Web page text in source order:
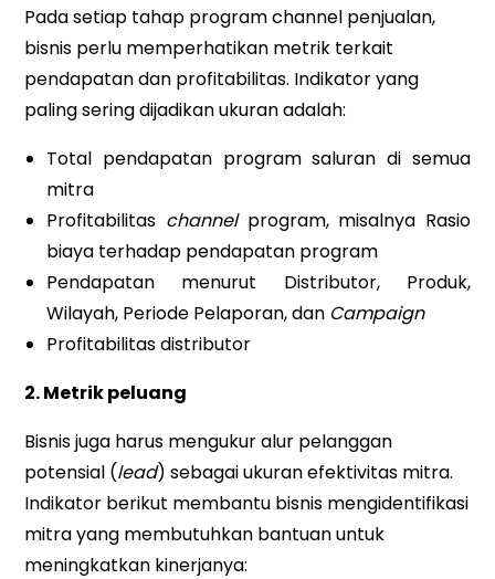
Pada setiap tahap program channel penjualan,
bisnis perlu memperhatikan metrik terkait
pendapatan dan profitabilitas. Indikator yang
paling sering dijadikan ukuran adalah:
Total pendapatan program saluran di semua
mitra
Profitabilitas channel program, misalnya Rasio
biaya terhadap pendapatan program
Pendapatan menurut Distributor, Produk,
Wilayah, Periode Pelaporan, dan Campaign
Profitabilitas distributor
2. Metrik peluang
Bisnis juga harus mengukur alur pelanggan
potensial (lead) sebagai ukuran efektivitas mitra.
Indikator berikut membantu bisnis mengidentifikasi
mitra yang membutuhkan bantuan untuk
meningkatkan kinerjanya: